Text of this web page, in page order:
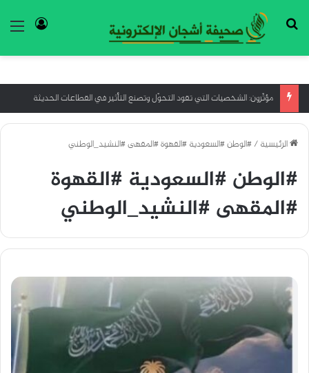
بحث عن
إعادة التفكير في العلاج النفسي: نحو نهج تكاملي أكثر فهمًا
الرئيسية/#الوطن #السعودية #القهوة #المقهى #النشيد_الوطني
#الوطن #السعودية #القهوة
#المقهى #النشيد_الوطني